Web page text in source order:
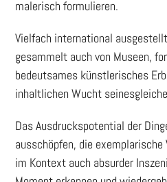
malerisch formulieren.
Vielfach international
gesammelt auch von Museen,
bedeutsames künstlerisches
inhaltlichen Wucht
Das Ausdruckspotential der
ausschöpfen, die exemplarische
im Kontext auch absurder